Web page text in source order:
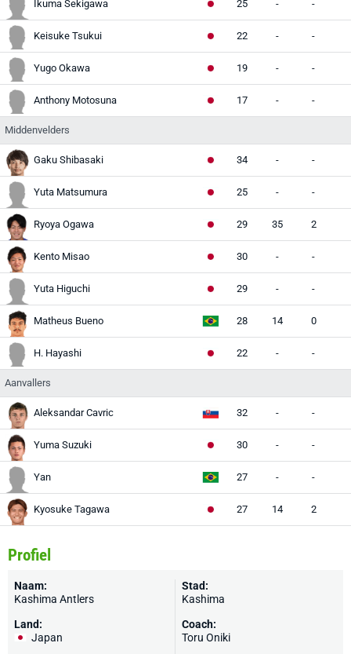
Ikuma Sekigawa 25 - -
Keisuke Tsukui 22 - -
Yugo Okawa 19 - -
Anthony Motosuna 17 - -
Middenvelders
Gaku Shibasaki 34 - -
Yuta Matsumura 25 - -
Ryoya Ogawa 29 35 2
Kento Misao 30 - -
Yuta Higuchi 29 - -
Matheus Bueno 28 14 0
H. Hayashi 22 - -
Aanvallers
Aleksandar Cavric 32 - -
Yuma Suzuki 30 - -
Yan 27 - -
Kyosuke Tagawa 27 14 2
Profiel
Naam:
Kashima Antlers
Land:
Japan
Stad:
Kashima
Coach:
Toru Oniki